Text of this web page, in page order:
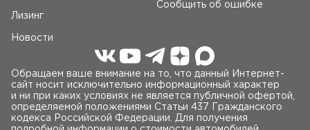
Лизинг
Новости
Сообщить об ошибке
Обращаем ваше внимание на то, что данный Интернет-
сайт носит исключительно информационный характер
и ни при каких условиях не является публичной офертой,
определяемой положениями Статьи 437 Гражданского
кодекса Российской Федерации. Для получения